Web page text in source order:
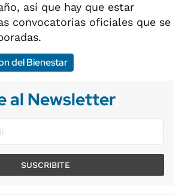
así que hay que estar
convocatorias oficiales que se
del Bienestar
al Newsletter
SUSCRIBITE